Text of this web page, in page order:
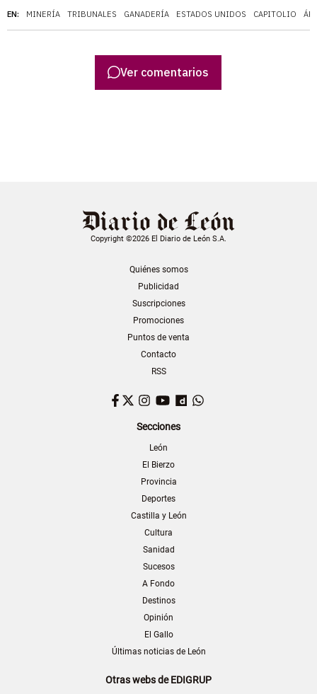
EN: MINERÍA TRIBUNALES GANADERÍA ESTADOS UNIDOS CAPITOLIO
Ver comentarios
Copyright ©2026 El Diario de León S.A.
Quiénes somos
Publicidad
Suscripciones
Promociones
Puntos de venta
Contacto
RSS
Facebook
TwitterInstagram
YouTubeDailymotion
Secciones
León
El Bierzo
Provincia
Deportes
Castilla y León
Cultura
Sanidad
Sucesos
A Fondo
Destinos
Opinión
El Gallo
Últimas noticias de León
Otras webs de EDIGRUP